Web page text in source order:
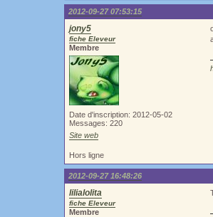
2012-09-27 07:53:15
jony5
fiche Eleveur
Membre
Date d'inscription: 2012-05-02
Messages: 220
Site web
Hors ligne
2012-09-27 16:48:26
lilialolita
fiche Eleveur
Membre